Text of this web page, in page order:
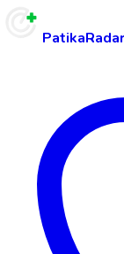
PatikaRadar